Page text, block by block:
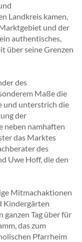
Landkreis kamen,
und der
authentisches,
über seine Grenzen
des
Maße die
und unterstrich die
der
neben namhaften
das Marktes
des
Uwe Hoff, die den
Mitmachaktionen
Kindergärten
ganzen Tag über für
das zum
Pfarrheim